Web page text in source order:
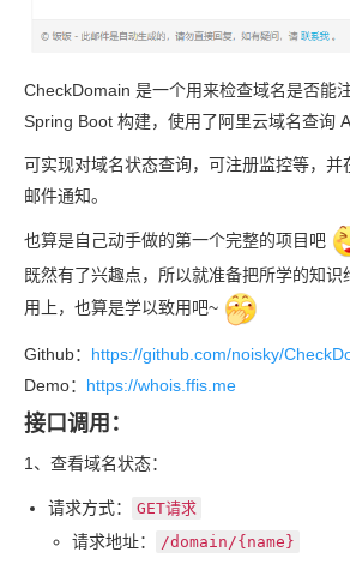
CheckDomain 是一个用来检查域名是否能
Spring Boot 构建，使用了阿里云域名查询
可实现对域名状态查询，可注册监控等，并
邮件通知。
也算是自己动手做的第一个完整的项目吧
既然有了兴趣点，所以就准备把所学的知
用上，也算是学以致用吧~
Github： https://github.com/noisky/
Demo： https://whois.ffis.me
接口调用：
1、查看域名状态：
请求方式： GET请求
请求地址： /domain/{name}